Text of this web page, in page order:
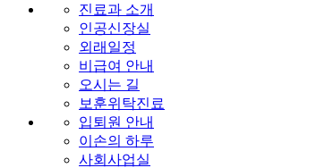
진료과 소개
인공신장실
외래일정
비급여 안내
오시는 길
보훈위탁진료
입퇴원 안내
이손의 하루
사회사업실